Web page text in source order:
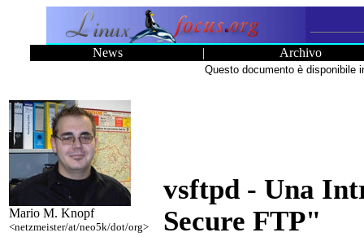
News | Archivo
Questo documento è disponibile
Mario M. Knopf
<netzmeister/at/neo5k/dot/org>
vsftpd - Una
Secure FTP"